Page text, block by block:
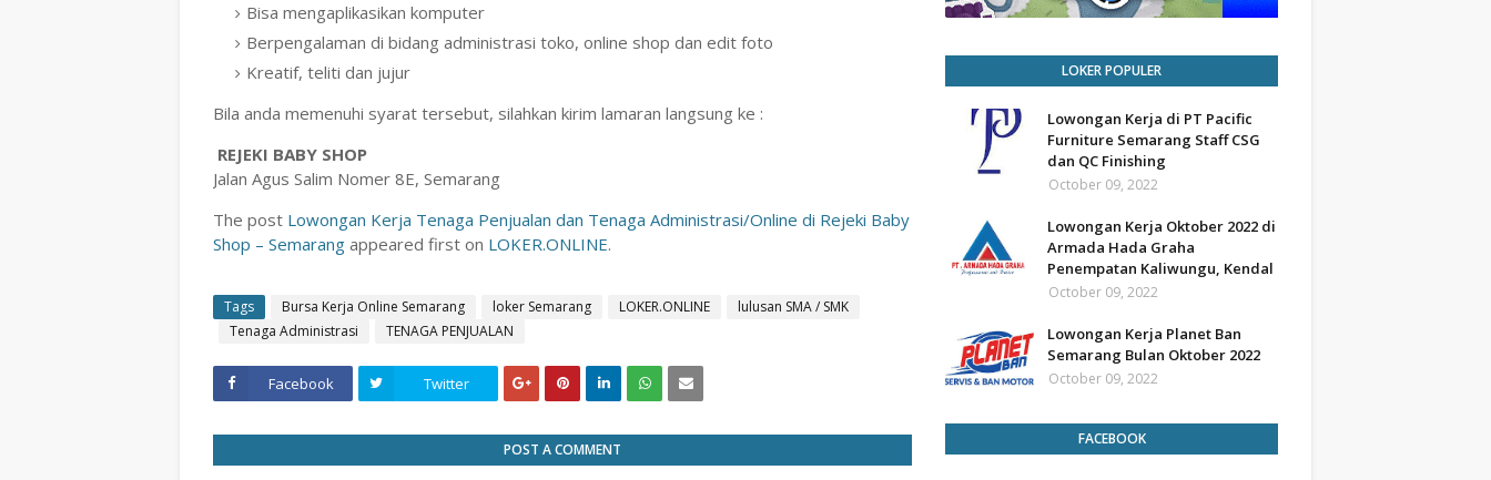
Bisa mengaplikasikan komputer
Berpengalaman di bidang administrasi toko, online shop dan edit foto
Kreatif, teliti dan jujur
Bila anda memenuhi syarat tersebut, silahkan kirim lamaran langsung ke :
REJEKI BABY SHOP
Jalan Agus Salim Nomer 8E, Semarang
The post Lowongan Kerja Tenaga Penjualan dan Tenaga Administrasi/Online di Rejeki Baby
Shop – Semarang appeared first on LOKER.ONLINE.
Tags Bursa Kerja Online Semarang loker Semarang LOKER.ONLINE
lulusan SMA / SMK
Tenaga Administrasi
TENAGA PENJUALAN
Facebook Twitter
POST A COMMENT
LOKER POPULER
Lowongan Kerja di PT Pacific
Furniture Semarang Staff CSG
dan QC Finishing
October 09, 2022
Lowongan Kerja Oktober 2022 di
Armada Hada Graha
Penempatan Kaliwungu, Kendal
October 09, 2022
Lowongan Kerja Planet Ban
Semarang Bulan Oktober 2022
October 09, 2022
FACEBOOK